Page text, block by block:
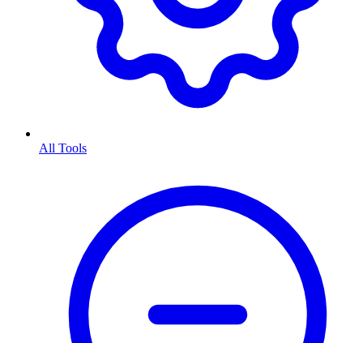
All Tools